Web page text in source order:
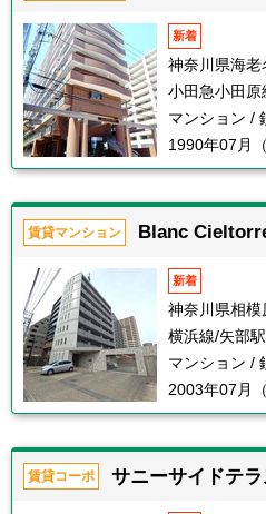
新着
神奈川県海老
小田急小田
マンション /
1990年07月
賃貸マンション Blanc
新着
神奈川県相模
横浜線/矢部
マンション /
2003年07月
賃貸コーポ サニーサイドテ